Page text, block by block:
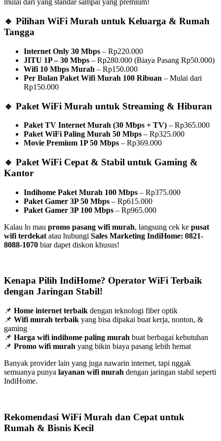
mulai dari yang standar sampai yang premium!
🔹 Pilihan WiFi Murah untuk Keluarga & Rumah
Tangga
Internet Only 30 Mbps – Rp220.000
JITU 1P – 30 Mbps – Rp280.000 (Biaya Pasang Rp50.000)
Wifi 10 Mbps Murah – Rp150.000
Per Bulan Paket Wifi Murah 100 Ribuan – Mulai dari
Rp150.000
🔹 Paket WiFi Murah untuk Streaming & Hiburan
Paket TV Internet Murah (30 Mbps + TV) – Rp365.000
Paket WiFi Paling Murah 50 Mbps – Rp325.000
Movie Premium 1P 50 Mbps – Rp369.000
🔹 Paket WiFi Cepat & Stabil untuk Gaming &
Kantor
Indihome Paket Murah 100 Mbps – Rp375.000
Paket Gamer 3P 50 Mbps – Rp615.000
Paket Gamer 3P 100 Mbps – Rp965.000
Kalau lo mau promo pasang wifi murah, langsung cek ke pusat
wifi terdekat atau hubungi Sales Marketing IndiHome: 0821-
8088-1070 biar dapet diskon khusus!
Kenapa Pilih IndiHome? Operator WiFi Terbaik
dengan Jaringan Stabil!
📌 Home internet terbaik dengan teknologi fiber optik
📌 Wifi murah terbaik yang bisa dipakai buat kerja, nonton, &
gaming
📌 Harga wifi indihome paling murah buat berbagai kebutuhan
📌 Promo wifi murah yang bikin biaya pasang lebih hemat
Banyak provider lain yang juga nawarin internet, tapi nggak
semuanya punya layanan wifi murah dengan jaringan stabil seperti
IndiHome.
Rekomendasi WiFi Murah dan Cepat untuk
Rumah & Bisnis Kecil